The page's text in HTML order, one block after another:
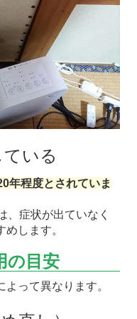
いる
年程度とされていま
、症状が出ていなく
します。
の目安
って異なります。